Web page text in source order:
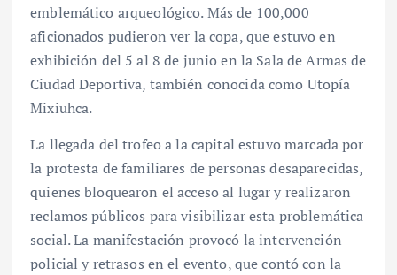
emblemático arqueológico. Más de 100,000
aficionados pudieron ver la copa, que estuvo en
exhibición del 5 al 8 de junio en la Sala de Armas de
Ciudad Deportiva, también conocida como Utopía
Mixiuhca.
La llegada del trofeo a la capital estuvo marcada por
la protesta de familiares de personas desaparecidas,
quienes bloquearon el acceso al lugar y realizaron
reclamos públicos para visibilizar esta problemática
social. La manifestación provocó la intervención
policial y retrasos en el evento, que contó con la